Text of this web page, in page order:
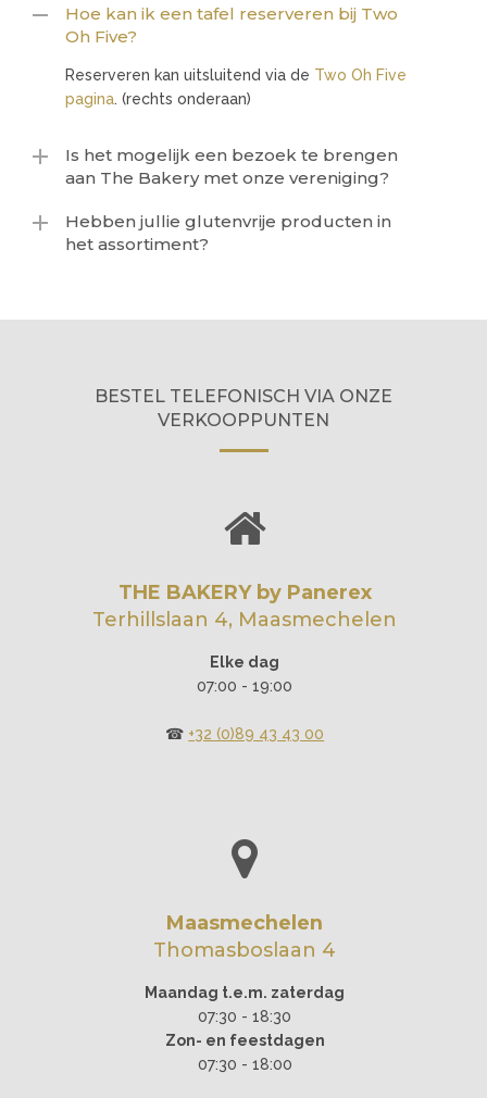
Hoe kan ik een tafel reserveren bij Two
Oh Five?
Reserveren kan uitsluitend via de Two Oh Five
pagina. (rechts onderaan)
Is het mogelijk een bezoek te brengen
aan The Bakery met onze vereniging?
Hebben jullie glutenvrije producten in
het assortiment?
BESTEL TELEFONISCH VIA ONZE
VERKOOPPUNTEN
THE BAKERY by Panerex
Terhillslaan 4, Maasmechelen
Elke dag
07:00 - 19:00
☎︎ +32 (0)89 43 43 00
Maasmechelen
Thomasboslaan 4
Maandag t.e.m. zaterdag
07:30 - 18:30
Zon- en feestdagen
07:30 - 18:00